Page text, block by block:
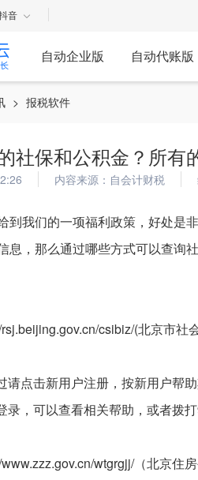
音
自动企业版 自动代账版
> 报税软件
社保和公积金？所有
内容来源：自会计财税
到我们的一项福利政策，好处是
息，那么通过哪些方式可以查询
csibiz/(北京市社
请点击新用户注册，按新用户帮
录，可以查看相关帮助，或者拨打
wtgrgjj/（北京住房